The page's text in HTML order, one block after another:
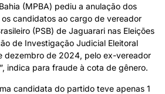
(MPBA) pediu a anulação dos
candidatos ao cargo de vereador
(PSB) de Jaguarari nas Eleições
de Investigação Judicial Eleitoral
dezembro de 2024, pelo ex-vereador
indica para fraude à cota de gênero.
candidata do partido teve apenas 1